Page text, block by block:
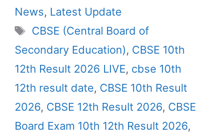
News, Latest Update
Tags
CBSE (Central Board of
Secondary Education), CBSE 10th
12th Result 2026 LIVE, cbse 10th
12th result date, CBSE 10th Result
2026, CBSE 12th Result 2026, CBSE
Board Exam 10th 12th Result 2026,